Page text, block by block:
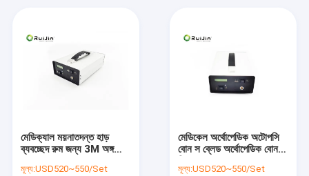
মেডিক্যাল ময়নাতদন্ত হাড়
ব্যবচ্ছেদ রুম জন্য 3M অঙ্গচ্ছেদ
মূল্য:USD520~550/Set
মেডিকেল অর্থোপেডিক অটোপসি
বোন স ব্লেড অর্থোপেডিক বোন
মূল্য:USD520~550/Set